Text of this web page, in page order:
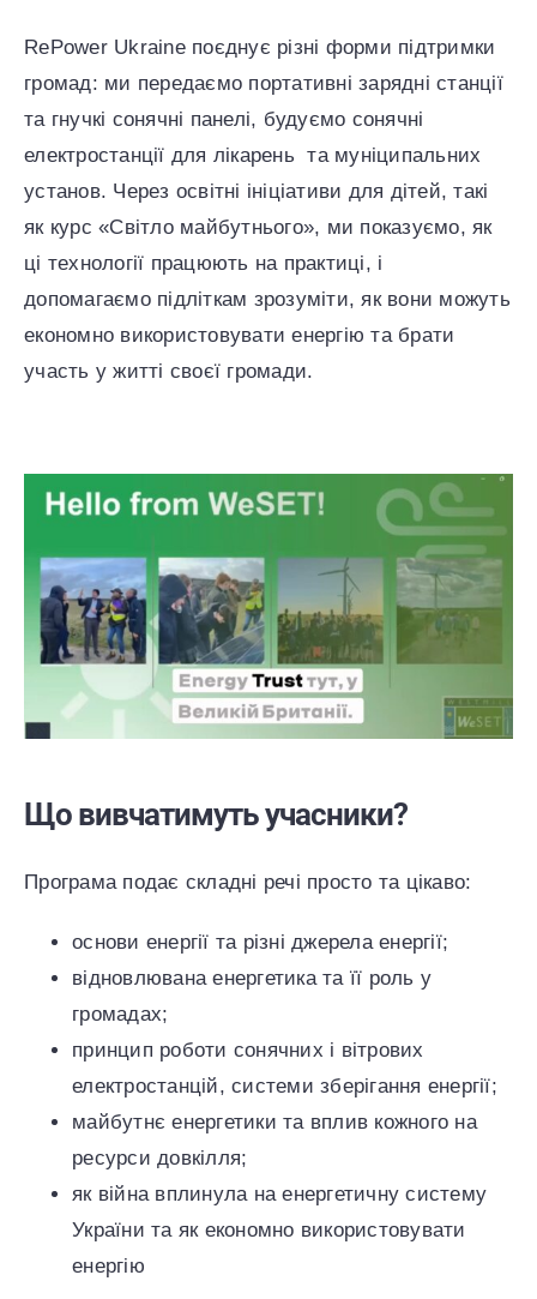
RePower Ukraine поєднує різні форми підтримки
громад: ми передаємо портативні зарядні станції
та гнучкі сонячні панелі, будуємо сонячні
електростанції для лікарень та муніципальних
установ. Через освітні ініціативи для дітей, такі
як курс «Світло майбутнього», ми показуємо, як
ці технології працюють на практиці, і
допомагаємо підліткам зрозуміти, як вони можуть
економно використовувати енергію та брати
участь у житті своєї громади.
Що вивчатимуть учасники?
Програма подає складні речі просто та цікаво:
основи енергії та різні джерела енергії;
відновлювана енергетика та її роль у
громадах;
принцип роботи сонячних і вітрових
електростанцій, системи зберігання енергії;
майбутнє енергетики та вплив кожного на
ресурси довкілля;
як війна вплинула на енергетичну систему
України та як економно використовувати
енергію